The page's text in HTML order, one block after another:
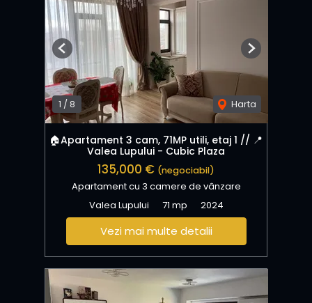
1 /8 Harta
Previous Next
🏠Apartament 3 cam, 71MP utili, etaj 1 // 📍
Valea Lupului - Cubic Plaza
135,000 € (negociabil)
Apartament cu 3 camere de vânzare
Valea Lupului
71 mp 2024
Vezi mai multe detalii